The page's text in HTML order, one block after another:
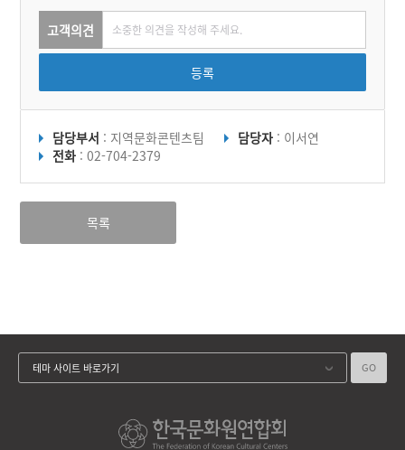
음복을 한다.
고객의견
등록
담당부서 : 지역문화콘텐츠팀 담당자 : 이서연
전화 : 02-704-2379
목록
테마 사이트 바로가기 GO